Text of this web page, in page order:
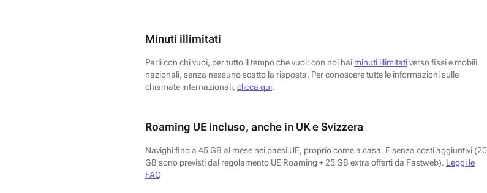
Minuti illimitati
Parli con chi vuoi, per tutto il tempo che vuoi: con noi hai minuti illimitativerso fissi e mobili
nazionali, senza nessuno scatto la risposta. Per conoscere tutte le informazioni sulle
chiamate internazionali, clicca qui.
Roaming UE incluso, anche in UK e Svizzera
Navighi fino a 45 GB al mese nei paesi UE, proprio come a casa. E senza costi aggiuntivi (20
GB sono previsti dal regolamento UE Roaming + 25 GB extra offerti da Fastweb). Leggi le
FAQ